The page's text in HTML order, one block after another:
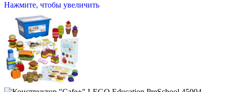
Нажмите, чтобы увеличить